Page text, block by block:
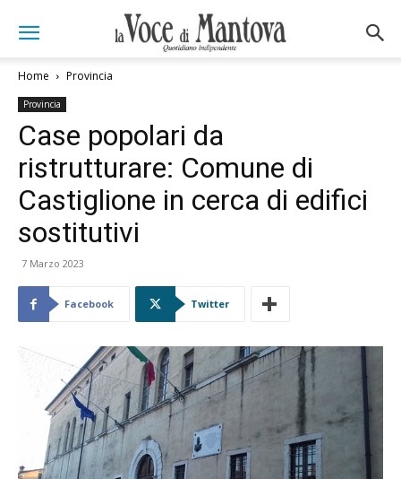
Home Provincia
Provincia
Case popolari da
ristrutturare: Comune di
Castiglione in cerca di edifici
sostitutivi
7 Marzo 2023
Facebook Twitter